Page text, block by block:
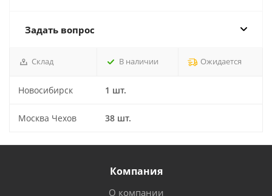
Задать вопрос
Склад В наличии Ожидается
Новосибирск 1 шт.
Москва Чехов 38 шт.
Компания
О компании